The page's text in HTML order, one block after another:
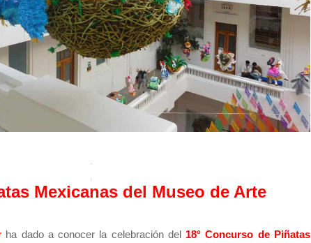
Mexicanas del Museo de Arte
ha dado a conocer la celebración del 18° Concurso de Piñatas